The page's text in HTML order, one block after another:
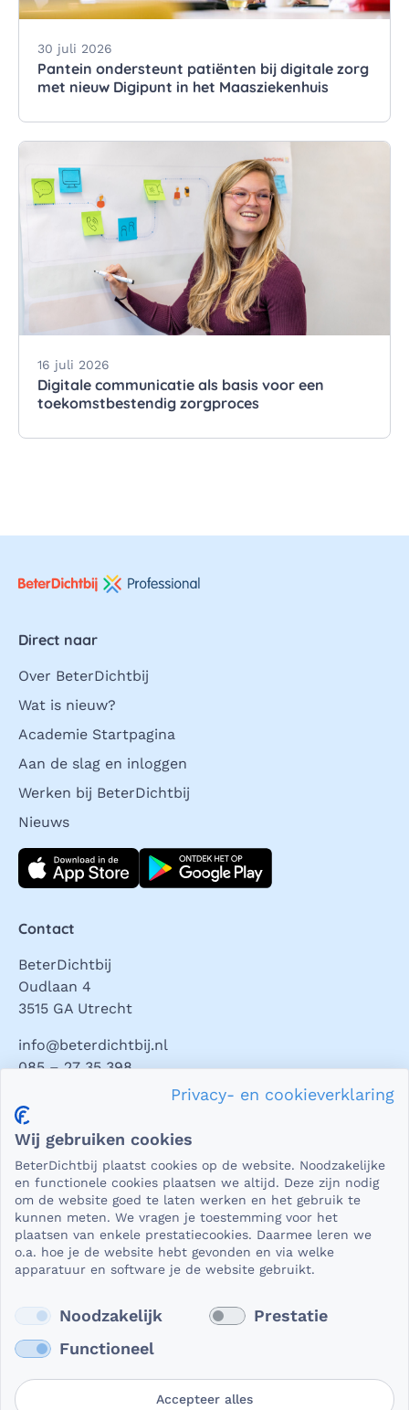
30 juli 2026
Pantein ondersteunt patiënten bij digitale zorg
met nieuw Digipunt in het Maasziekenhuis
16 juli 2026
Digitale communicatie als basis voor een
toekomstbestendig zorgproces
Direct naar
Over BeterDichtbij
Wat is nieuw?
Academie Startpagina
Aan de slag en inloggen
Werken bij BeterDichtbij
Nieuws
Download direct
Contact
BeterDichtbij
Oudlaan 4
3515 GA Utrecht
info@beterdichtbij.nl
085 – 27 35 398
Privacy en veiligheid
essentieel dat die beveiligd worden uitgewisseld. En dat
die gegevens niet in verkeerde handen vallen. Daar kun je
op rekenen bij BeterDichtbij.
Lees verder
Privacy- en cookieverklaring
Wij gebruiken cookies
BeterDichtbij plaatst cookies op de website. Noodzakelijke
en functionele cookies plaatsen we altijd. Deze zijn nodig
om de website goed te laten werken en het gebruik te
kunnen meten. We vragen je toestemming voor het
plaatsen van enkele prestatiecookies. Daarmee leren we
o.a. hoe je de website hebt gevonden en via welke
apparatuur en software je de website gebruikt.
Noodzakelijk
Prestatie
Functioneel
Accepteer alles